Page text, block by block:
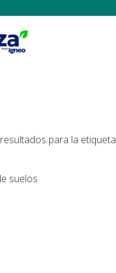
resultados para la etiqueta